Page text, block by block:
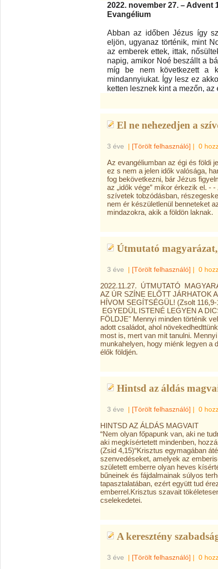
2022. november 27. – Advent
Evangélium
Abban az időben Jézus így
eljön, ugyanaz történik, mint
az emberek ettek, ittak,
napig, amikor Noé beszállt a
míg be nem következett a
mindannyiukat. Így lesz ez
ketten lesznek kint a mezőn,
El ne nehezedjen a
3 éve | [Törölt felhasználó] | 0
Az evangéliumban az égi és földi
ez s nem a jelen idők valósága,
fog bekövetkezni, bár Jézus
az „idők vége” mikor érkezik el. -
szívetek tobzódásban,
nem ér készületlenül benneteket
mindazokra, akik a földön laknak.
Útmutató
3 éve | [Törölt felhasználó] | 0
2022.11.27. ÚTMUTATÓ
AZ ÚR SZÍNE ELŐTT JÁRHATOK
HÍVOM SEGÍTSÉGÜL! (Zsolt 116,9-
EGYEDÜL ISTENÉ LEGYEN A
FÖLDJE" Mennyi minden történik
adott családot, ahol
most is, mert van mit tanulni.
munkahelyen, hogy miénk legyen a
élők földjén.
Hintsd az áldás
3 éve | [Törölt felhasználó] | 0
HINTSD AZ ÁLDÁS MAGVAIT
“Nem olyan főpapunk van, aki ne
aki megkísértetett mindenben,
(Zsid 4,15)“Krisztus egymagában
szenvedéseket, amelyek az
született emberre olyan heves
bűneinek és fájdalmainak súlyos
tapasztalatában, ezért együtt tud
emberrel.Krisztus szavait
cselekedetei.
A keresztény
3 éve | [Törölt felhasználó] | 0